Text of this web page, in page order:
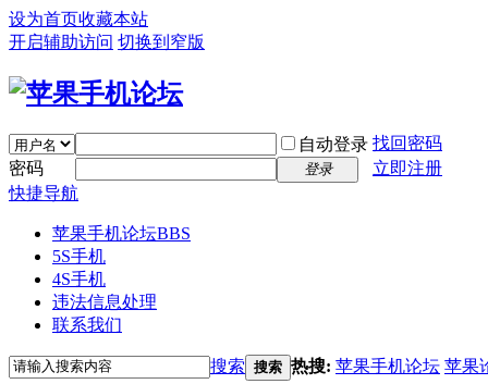
设为首页收藏本站
开启辅助访问 切换到窄版
自动登录 找回密码
密码
登录
立即注册
快捷导航
苹果手机论坛BBS
5S手机
4S手机
违法信息处理
联系我们
搜索 搜索 热搜: 苹果手机论坛 苹果